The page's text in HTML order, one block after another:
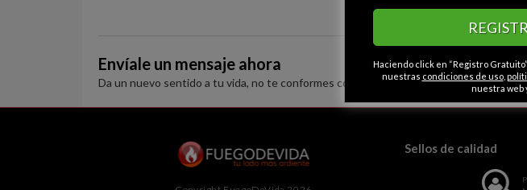
Envíale un mensaje ahora
Da un nuevo sentido a tu vida, no te conformes con la monotonía.
Haciendo click en “Registro
nuestras condiciones de uso,
nuestra web
Sellos de calidad